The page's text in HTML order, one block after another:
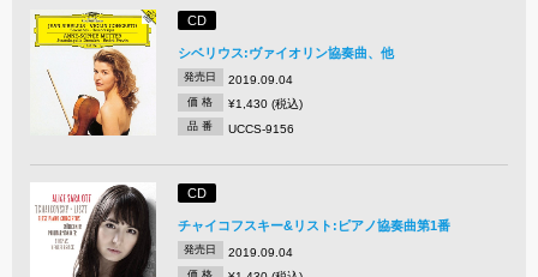
CD
シベリウス:ヴァイオリン協奏曲、他
発売日 2019.09.04
価 格 ¥1,430 (税込)
品 番 UCCS-9156
CD
チャイコフスキー&リスト:ピアノ協奏曲第1番
発売日 2019.09.04
価 格